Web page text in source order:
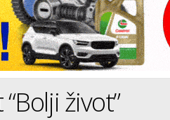
život”